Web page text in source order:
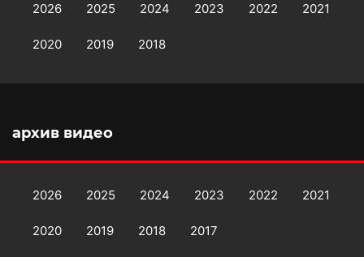
2026 2025 2024 2023 2022 2021
2020 2019 2018
архив видео
2026 2025 2024 2023 2022 2021
2020 2019 2018 2017